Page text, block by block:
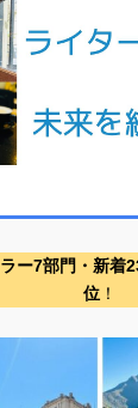
ー7部門・新着
位 ！